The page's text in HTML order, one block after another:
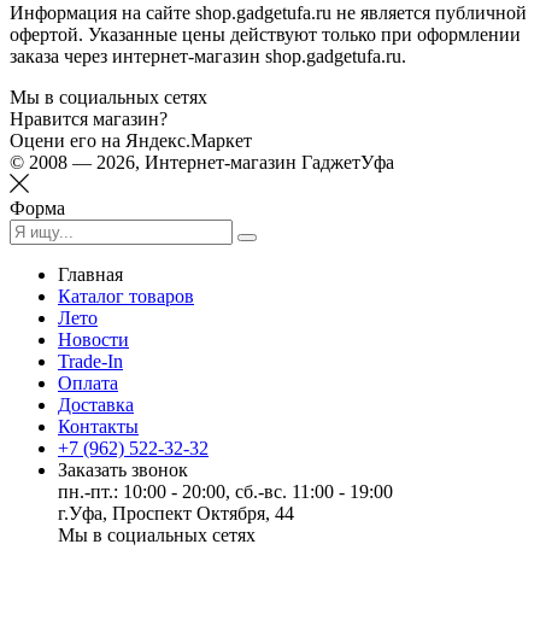
Информация на сайте shop.gadgetufa.ru не является публичной
офертой. Указанные цены действуют только при оформлении
заказа через интернет-магазин shop.gadgetufa.ru.
Мы в социальных сетях
Нравится магазин?
Оцени его на Яндекс.Маркет
© 2008 — 2026, Интернет-магазин ГаджетУфа
Форма
Главная
Каталог товаров
Лето
Новости
Trade-In
Оплата
Доставка
Контакты
+7 (962) 522-32-32
Заказать звонок
пн.-пт.: 10:00 - 20:00, сб.-вс. 11:00 - 19:00
г.Уфа, Проспект Октября, 44
Мы в социальных сетях